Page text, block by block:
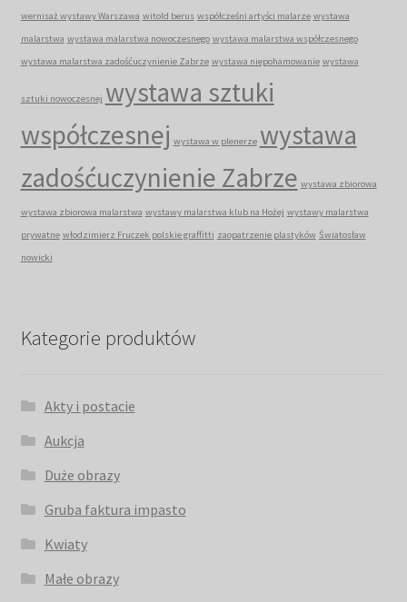
wernisaż wystawy Warszawa witold berus współcześni artyści malarze wystawa
malarstwa wystawa malarstwa nowoczesnego wystawa malarstwa współczesnego
wystawa malarstwa zadośćuczynienie Zabrze wystawa niepohamowanie wystawa
sztuki nowoczesnej wystawa sztuki
współczesnej wystawa w plenerze wystawa
zadośćuczynienie Zabrze wystawa zbiorowa
wystawa zbiorowa malarstwa wystawy malarstwa klub na Hożej wystawy malarstwa
prywatne włodzimierz Fruczek polskie graffitti zaopatrzenie plastyków Światosław
nowicki
Kategorie produktów
Akty i postacie
Aukcja
Duże obrazy
Gruba faktura impasto
Kwiaty
Małe obrazy